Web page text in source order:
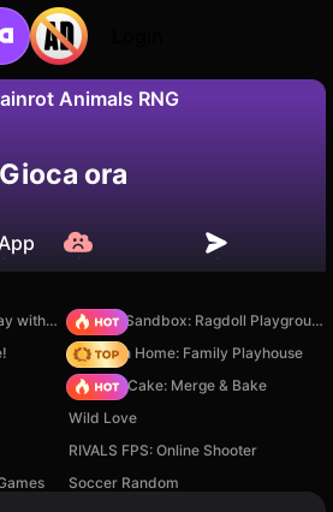
Animals RNG
Gioca ora
Sprunki World Online RP - Play with Friends!
Sprunki Sandbox: Ragdoll Playground Mode
My Town Home: Family Playhouse
Piece of Cake: Merge & Bake
Wild Love
RIVALS FPS: Online Shooter
Soccer Random